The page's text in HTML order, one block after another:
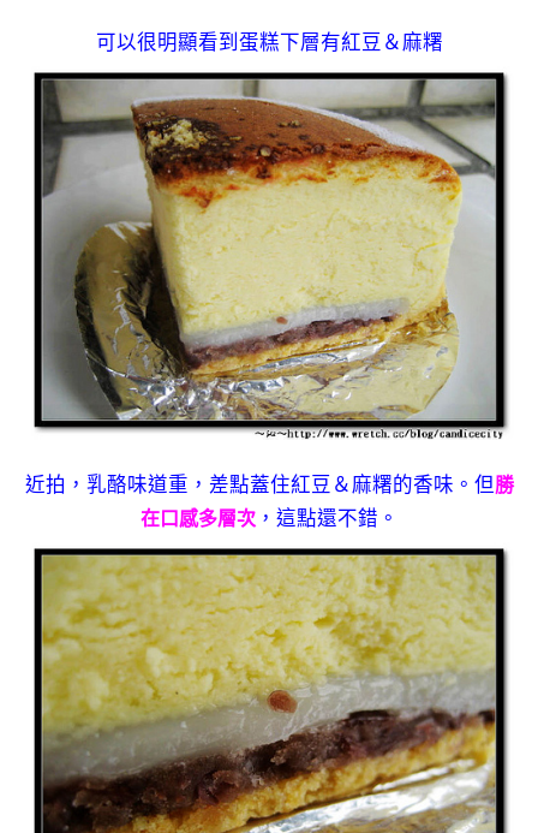
可以很明顯看到蛋糕下層有紅豆＆麻糬
近拍，乳酪味道重，差點蓋住紅豆＆麻糬的香味。但勝
在口感多層次，這點還不錯。